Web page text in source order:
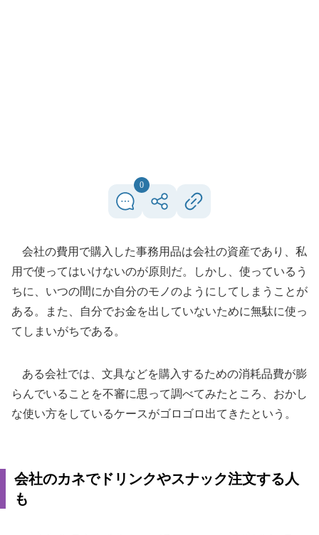
0
会社の費用で購入した事務用品は会社の資産であり、私
用で使ってはいけないのが原則だ。しかし、使っているう
ちに、いつの間にか自分のモノのようにしてしまうことが
ある。また、自分でお金を出していないために無駄に使っ
てしまいがちである。
ある会社では、文具などを購入するための消耗品費が膨
らんでいることを不審に思って調べてみたところ、おかし
な使い方をしているケースがゴロゴロ出てきたという。
会社のカネでドリンクやスナック注文する人
も